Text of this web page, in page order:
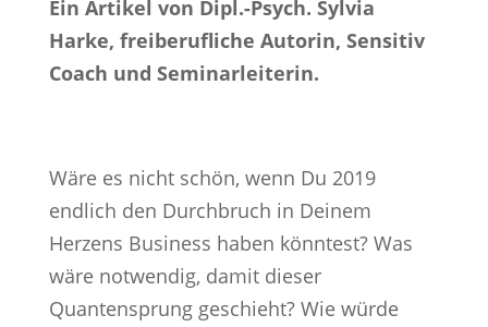
Ein Artikel von Dipl.-Psych. Sylvia
Harke, freiberufliche Autorin, Sensitiv
Coach und Seminarleiterin.
Wäre es nicht schön, wenn Du 2019
endlich den Durchbruch in Deinem
Herzens Business haben könntest? Was
wäre notwendig, damit dieser
Quantensprung geschieht? Wie würde